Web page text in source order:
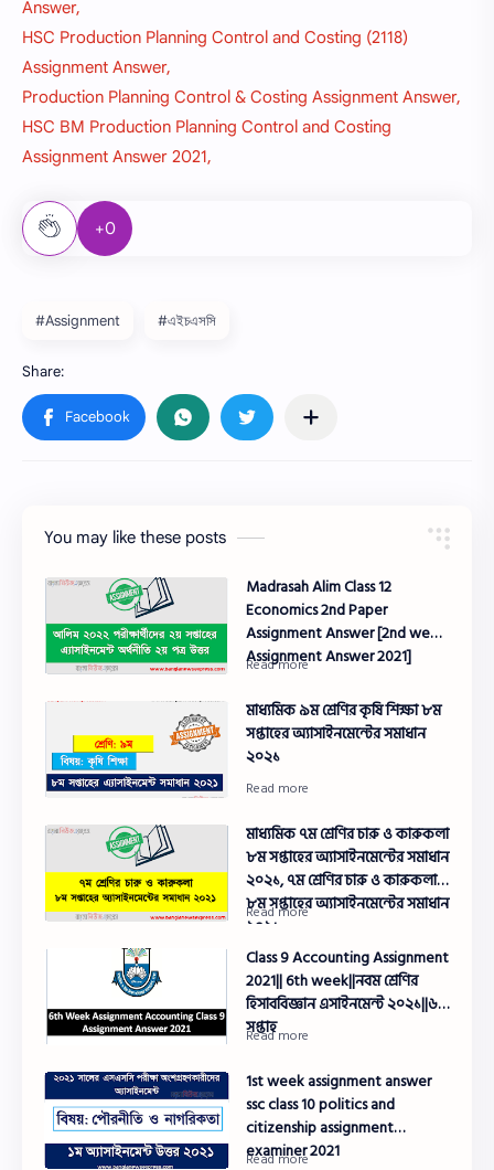
Answer,
HSC Production Planning Control and Costing (2118)
Assignment Answer,
Production Planning Control & Costing Assignment Answer,
HSC BM Production Planning Control and Costing
Assignment Answer 2021,
+0
#Assignment #এইচএসসি
You may like these posts
Madrasah Alim Class 12
Economics 2nd Paper
Assignment Answer [2nd week
Assignment Answer 2021]
মাধ্যমিক ৯ম শ্রেণির কৃষি শিক্ষা ৮ম
সপ্তাহের অ্যাসাইনমেন্টের সমাধান
২০২১
মাধ্যমিক ৭ম শ্রেণির চারু ও কারুকলা
৮ম সপ্তাহের অ্যাসাইনমেন্টের সমাধান
২০২১, ৭ম শ্রেণির চারু ও কারুকলা
৮ম সপ্তাহের অ্যাসাইনমেন্টের সমাধান
২০২১
Class 9 Accounting Assignment
2021|| 6th week||নবম শ্রেণির
হিসাববিজ্ঞান এসাইনমেন্ট ২০২১||৬ষ্ঠ
সপ্তাহ
1st week assignment answer
ssc class 10 politics and
citizenship assignment
examiner 2021